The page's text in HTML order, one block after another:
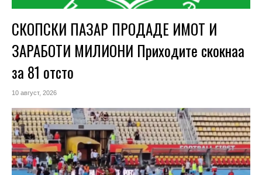
СКОПСКИ ПАЗАР ПРОДАДЕ ИМОТ И
ЗАРАБОТИ МИЛИОНИ Приходите скокнаа
за 81 отсто
10 август, 2026